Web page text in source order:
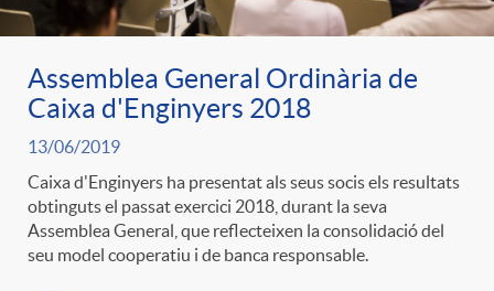
Assemblea General Ordinària de
Caixa d'Enginyers 2018
13/06/2019
Caixa d'Enginyers ha presentat als seus socis els resultats
obtinguts el passat exercici 2018, durant la seva
Assemblea General, que reflecteixen la consolidació del
seu model cooperatiu i de banca responsable.